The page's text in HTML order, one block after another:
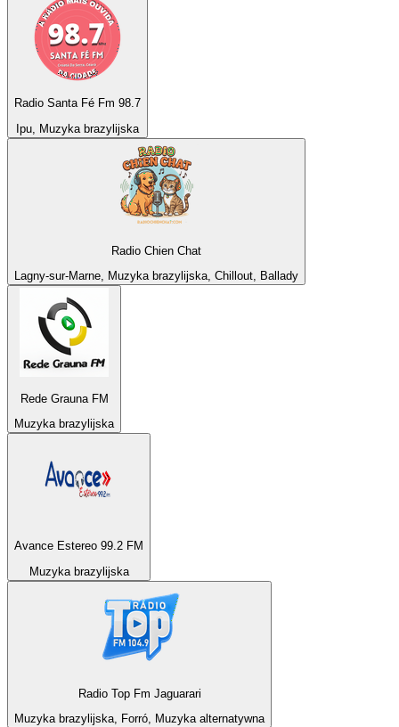
Radio Santa Fé Fm 98.7
Ipu, Muzyka brazylijska
Radio Chien Chat
Lagny-sur-Marne, Muzyka brazylijska, Chillout, Ballady
Rede Grauna FM
Muzyka brazylijska
Avance Estereo 99.2 FM
Muzyka brazylijska
Radio Top Fm Jaguarari
Muzyka brazylijska, Forró, Muzyka alternatywna